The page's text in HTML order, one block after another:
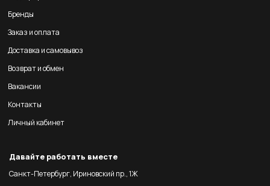
Бренды
Заказ и оплата
Доставка и самовывоз
Возврат и обмен
Вакансии
Контакты
Личный кабинет
Давайте работать вместе
Санкт-Петербург, Ириновский пр., 1Ж